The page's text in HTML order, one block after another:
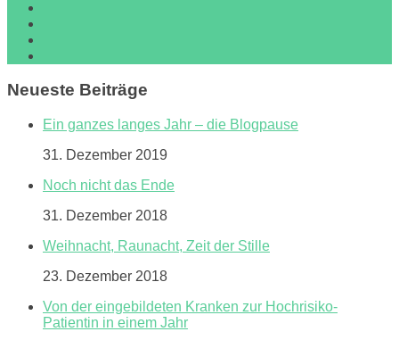
Neueste Beiträge
Ein ganzes langes Jahr – die Blogpause
31. Dezember 2019
Noch nicht das Ende
31. Dezember 2018
Weihnacht, Raunacht, Zeit der Stille
23. Dezember 2018
Von der eingebildeten Kranken zur Hochrisiko-
Patientin in einem Jahr